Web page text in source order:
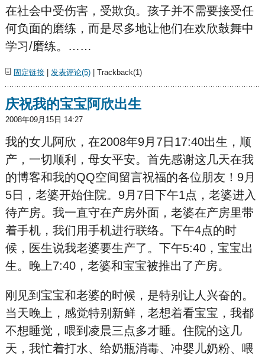
在社会中受伤害，受欺负。孩子并不需要接受任
何负面的磨练，而是尽多地让他们在欢欣鼓舞中
学习/磨练。……
固定链接| 发表评论(5)| Trackback(1)
庆祝我的宝宝阿欣出生
2008年09月15日 14:27
我的女儿阿欣，在2008年9月7日17:40出生，顺
产，一切顺利，母女平安。首先感谢这几天在我
的博客和我的QQ空间留言祝福的各位朋友！9月
5日，老婆开始住院。9月7日下午1点，老婆进入
待产房。我一直守在产房外面，老婆在产房里带
着手机，我们用手机进行联络。下午4点的时
候，医生说我老婆要生产了。下午5:40，宝宝出
生。晚上7:40，老婆和宝宝被推出了产房。
刚见到宝宝和老婆的时候，是特别让人兴奋的。
当天晚上，感觉特别新鲜，老想着看宝宝，我都
不想睡觉，喂到凌晨三点多才睡。住院的这几
天，我忙着打水、给奶瓶消毒、冲婴儿奶粉、喂